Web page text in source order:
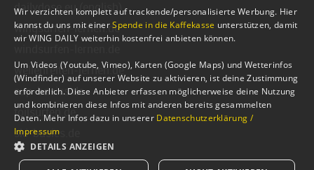
dailydose.eu (english)
wingsurfen-lernen.de
wellenreiten-lernen.de
sup-basics.de
foilsurfen.de
ski-basics.de
GERMAN
Wir verzichten komplett auf trackende/personalisierte Werbung. Hier
kannst du uns mit einerSpende in die Kaffekasse unterstützen, damit
wir WING DAILY weiterhin kostenfrei anbieten können.
Um Videos (Youtube, Vimeo), Karten (Google Maps) und Wetterinfos
(Windfinder) auf unserer Website zu aktivieren, ist deine Zustimmung
erforderlich. Diese Anbieter erfassen möglicherweise deine Nutzung
und kombinieren diese Infos mit anderen bereits gesammelten
Daten. Mehr Infos dazu in unserer Datenschutzerklärung /
Impressum
DETAILS ANZEIGEN